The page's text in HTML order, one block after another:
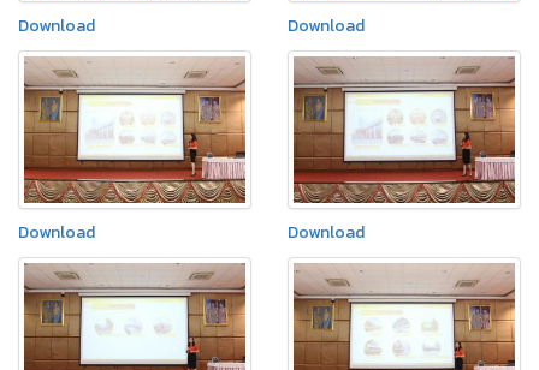
Download Download
Download Download